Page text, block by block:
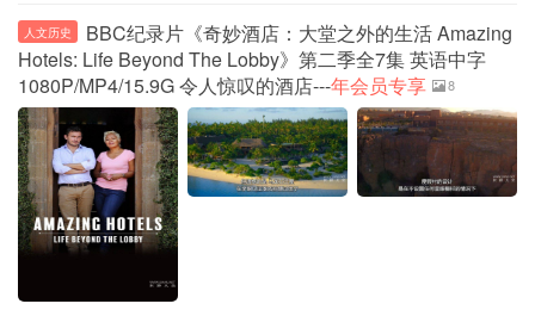
人文历史
BBC纪录片《奇妙酒店：大堂之外的生活 Amazing
Hotels: Life Beyond The Lobby》第二季全7集 英语中字
1080P/MP4/15.9G 令人惊叹的酒店---年会员专享 8